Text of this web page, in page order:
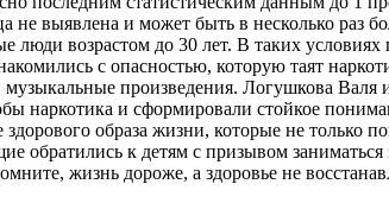
выявлена и может быть в несколько раз
возрастом до 30 лет. В таких
с опасностью, которую таят
произведения. Логушкова Валя
наркотика и сформировали стойкое
образа жизни, которые не только
обратились к детям с призывом
жизнь дороже, а здоровье не